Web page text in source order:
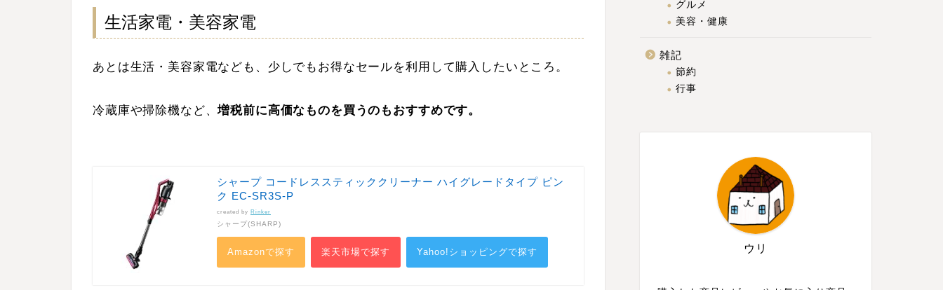
生活家電・美容家電
あとは生活・美容家電なども、少しでもお得なセールを利用して購入したいところ。
冷蔵庫や掃除機など、増税前に高価なものを買うのもおすすめです。
シャープ コードレススティッククリーナー ハイグレードタイプ ピン
ク EC-SR3S-P
created by Rinker
シャープ(SHARP)
Amazonで探す 楽天市場で探す Yahoo!ショッピングで探す
グルメ
美容・健康
雑記
節約
行事
ウリ